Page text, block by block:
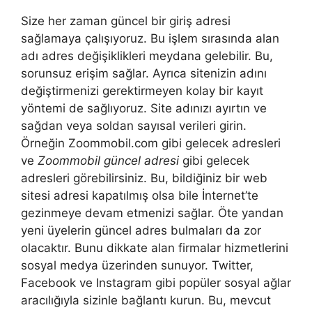
Size her zaman güncel bir giriş adresi
sağlamaya çalışıyoruz. Bu işlem sırasında alan
adı adres değişiklikleri meydana gelebilir. Bu,
sorunsuz erişim sağlar. Ayrıca sitenizin adını
değiştirmenizi gerektirmeyen kolay bir kayıt
yöntemi de sağlıyoruz. Site adınızı ayırtın ve
sağdan veya soldan sayısal verileri girin.
Örneğin Zoommobil.com gibi gelecek adresleri
ve Zoommobil güncel adresi gibi gelecek
adresleri görebilirsiniz. Bu, bildiğiniz bir web
sitesi adresi kapatılmış olsa bile İnternet’te
gezinmeye devam etmenizi sağlar. Öte yandan
yeni üyelerin güncel adres bulmaları da zor
olacaktır. Bunu dikkate alan firmalar hizmetlerini
sosyal medya üzerinden sunuyor. Twitter,
Facebook ve Instagram gibi popüler sosyal ağlar
aracılığıyla sizinle bağlantı kurun. Bu, mevcut